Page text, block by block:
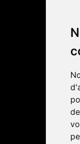
4,4 / 5